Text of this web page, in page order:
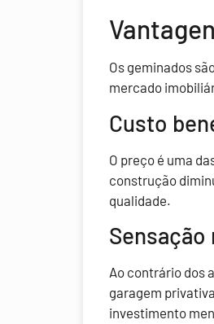
Os geminados
mercado
Custo
O preço é uma
construção
qualidade.
Sensação
Ao contrário dos
garagem
investimento